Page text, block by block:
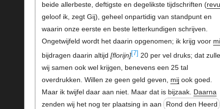
beide allerbeste, deftigste en degelikste tijdschriften (
geloof ik, zegt Gij), geheel onpartidig van standpunt en
waarin onze eerste en beste letterkundigen schrijven.
Ongetwijfeld wordt het daarin opgenomen; ik krijg voor
bijdragen daarin altijd florijn [7] 20 per vel druks; dat
wij samen ook wel krijgen, benevens een 25 tal
overdrukken. Willen ze geen geld geven, mijook goed.
Maar ik twijfel daar aan niet. Maar dat is bijzaak. Daarna
zenden wij het nog ter plaatsing in aan
Rond den Heerd